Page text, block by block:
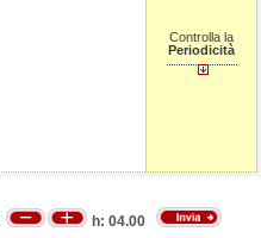
Controlla la
Periodicità
h: 04.00